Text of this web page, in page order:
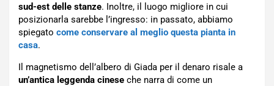
sud-est delle stanze. Inoltre, il luogo migliore in cui
posizionarla sarebbe l’ingresso: in passato, abbiamo
spiegato come conservare al meglio questa pianta in
casa.
Il magnetismo dell’albero di Giada per il denaro risale a
un’antica leggenda cinese che narra di come un